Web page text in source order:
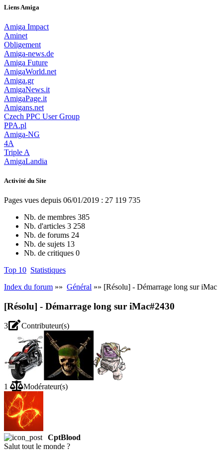
Liens Amiga
Amiga Impact
Aminet
Obligement
Amiga-news.de
Amiga Future
AmigaWorld.net
Amiga.gr
AmigaNews.it
AmigaPage.it
Amigans.net
Czech PPC User Group
PPA.pl
Amiga-NG
4A
Triple A
AmigaLandia
Activité du Site
Pages vues depuis 06/01/2019 : 27 119 735
Nb. de membres 385
Nb. d'articles 3 258
Nb. de forums 24
Nb. de sujets 13
Nb. de critiques 0
Top 10 Statistiques
Index du forum »» Général »» [Résolu] - Démarrage long sur iMac
[Résolu] - Démarrage long sur iMac#2430
3 Contributeur(s)
1 Modérateur(s)
CptBlood
Salut tout le monde ?